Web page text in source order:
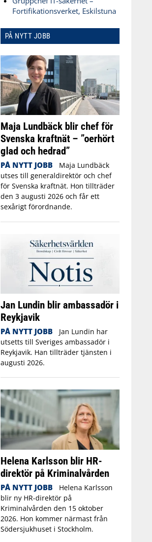
Fortifikationsverket, Eskilstuna
PÅ NYTT JOBB
Maja Lundbäck blir chef för
Svenska kraftnät – ”oerhört
glad och hedrad”
PÅ NYTT JOBB
Maja Lundbäck
utses till generaldirektör och chef
för Svenska kraftnät. Hon tillträder
den 3 augusti 2026 och får ett
sexårigt förordnande.
Jan Lundin blir ambassadör i
Reykjavik
PÅ NYTT JOBB
Jan Lundin har
utsetts till Sveriges ambassadör i
Reykjavik. Han tillträder tjänsten i
augusti 2026.
Helena Karlsson blir HR-
direktör på Kriminalvården
PÅ NYTT JOBB
Helena Karlsson
blir ny HR-direktör på
Kriminalvården den 15 oktober
2026. Hon kommer närmast från
Södersjukhuset i Stockholm.